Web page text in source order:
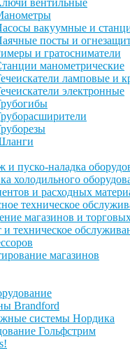
вентильные
вакуумные и
посты и
и гратосниматели
манометрические
ламповые и
электронные
и пуско-наладка
холодильного
и расходных
техническое
магазинов и
и техническое
магазинов
Brandford
системы Нордика
Гольфстрим